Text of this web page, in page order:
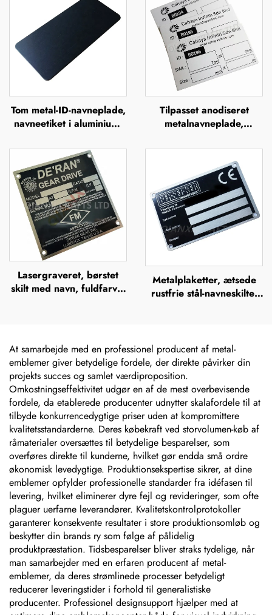
Tom metal-ID-navneplade,
navneetiket i aluminium,
navneplade i rustfrit stål,
mærkeskilt
Tilpasset anodiseret
metalnavneplade,
aluminiumsnavneplader
Lasergraveret, børstet
skilt med navn, fuldfarvet
Metalplaketter, ætsede
rustfrie stål-navneskilte,
At samarbejde med en professionel producent af metal-
emblemer giver betydelige fordele, der direkte påvirker din
projekts succes og samlet værdiproposition.
Omkostningseffektivitet udgør en af de mest overbevisende
fordele, da etablerede producenter udnytter skalafordele til at
tilbyde konkurrencedygtige priser uden at kompromittere
kvalitetsstandarderne. Deres købekraft ved storvolumen-køb af
råmaterialer oversættes til betydelige besparelser, som
overføres direkte til kunderne, hvilket gør endda små ordre
økonomisk levedygtige. Produktionsekspertise sikrer, at dine
emblemer opfylder professionelle standarder fra idéfasen til
levering, hvilket eliminerer dyre fejl og revideringer, som ofte
plaguer uerfarne leverandører. Kvalitetskontrolprotokoller
garanterer konsekvente resultater i store produktionsomløb og
beskytter din brands ry som følge af pålidelig
produktpræstation. Tidsbesparelser bliver straks tydelige, når
man samarbejder med en erfaren producent af metal-
emblemer, da deres strømlinede processer betydeligt
reducerer leveringstider i forhold til generalistiske
producenter. Professionel designsupport hjælper med at